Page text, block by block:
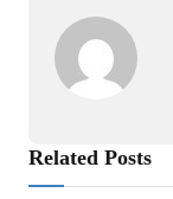
Related Posts